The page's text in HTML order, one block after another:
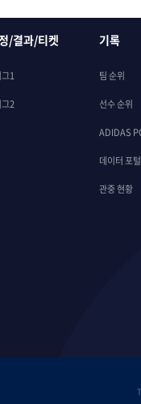
/결과/티켓
1
2
기록
팀 순위
선수 순위
ADIDAS
데이터 포털
관중 현황
T